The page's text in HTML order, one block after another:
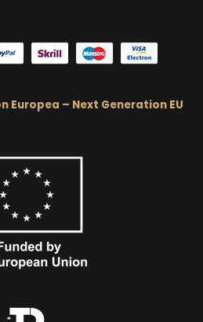
Europea – Next Generation EU